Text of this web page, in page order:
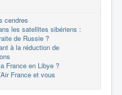
cendres
les satellites sibériens :
de Russie ?
à la réduction de
France en Libye ?
France et vous